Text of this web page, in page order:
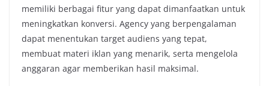
memiliki berbagai fitur yang dapat dimanfaatkan untuk
meningkatkan konversi. Agency yang berpengalaman
dapat menentukan target audiens yang tepat,
membuat materi iklan yang menarik, serta mengelola
anggaran agar memberikan hasil maksimal.